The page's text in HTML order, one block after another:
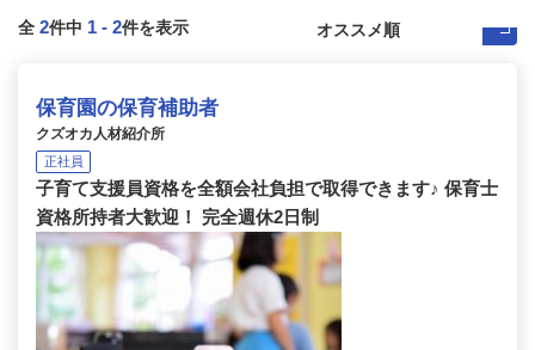
全 2件中 1 - 2件を表示
保育園の保育補助者
クズオカ人材紹介所
正社員
子育て支援員資格を全額会社負担で取得できます♪ 保育士
資格所持者大歓迎！ 完全週休2日制